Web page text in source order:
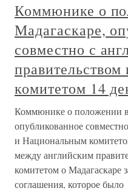
Коммюнике о
Мадагаскаре,
совместно с
комитетом 14
Коммюнике о положении
опубликованное
и Национальным
между английским
комитетом о Мадагаскаре
соглашения, которое было